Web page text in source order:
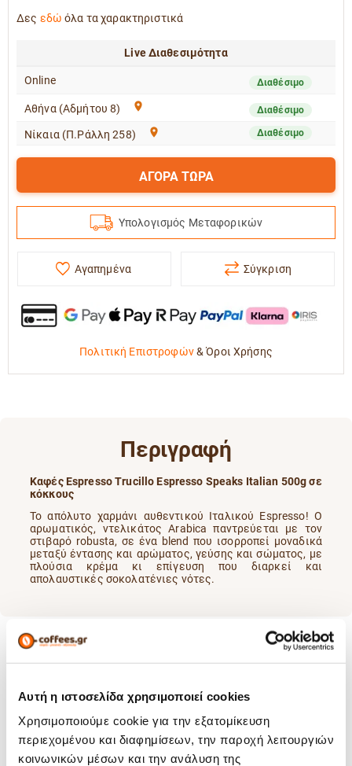
Αυτή η ιστοσελίδα χρησιμοποιεί cookies
Χρησιμοποιούμε cookie για την εξατομίκευση
περιεχομένου και διαφημίσεων, την παροχή λειτουργιών
κοινωνικών μέσων και την ανάλυση της
Δες εδώ όλα τα χαρακτηριστικά
Live Διαθεσιμότητα
Online Διαθέσιμο
Αθήνα (Αδμήτου 8) Διαθέσιμο
Νίκαια (Π.Ράλλη 258) Διαθέσιμο
ΑΓΟΡΑ ΤΩΡΑ
Υπολογισμός Μεταφορικών
Αγαπημένα Σύγκριση
Πολιτική Επιστροφών&Όροι Χρήσης
Περιγραφή
Καφές Espresso Trucillo Espresso Speaks Italian 500g σε
κόκκους
Το απόλυτο χαρμάνι αυθεντικού Ιταλικού Espresso! O
αρωματικός, ντελικάτος Arabica παντρεύεται με τον
στιβαρό robusta, σε ένα blend που ισορροπεί μοναδικά
μεταξύ έντασης και αρώματος, γεύσης και σώματος, με
πλούσια κρέμα κι επίγευση που διαρκεί και
απολαυστικές σοκολατένιες νότες.
Χαρακτηριστικά
Καβούρδισμα: Μεσαίο